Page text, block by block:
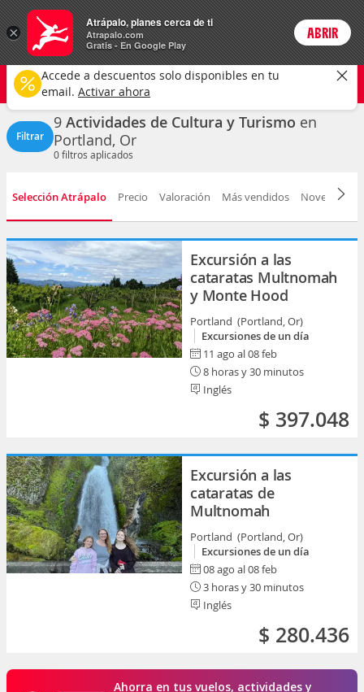
Actividades Login
Portland, Or ciudad
Cultura y turismo Cualquier fecha
CAMBIAR
Filtrar
9 Actividades de Cultura y Turismo en
Portland, Or
0filtros aplicados
Selección Atrápalo Precio Valoración Más vendidos Novedad
Excursión a las
cataratas Multnomah
y Monte Hood
Portland (Portland, Or)
Excursiones de un día
11 ago al 08 feb
8 horas y 30 minutos
Inglés
$ 397.048
Excursión a las
cataratas de
Multnomah
Portland (Portland, Or)
Excursiones de un día
08 ago al 08 feb
3 horas y 30 minutos
Inglés
$ 280.436
Ahorra en tus vuelos, actividades y
×
Atrápalo, planes cerca de ti
Atrapalo.com
Gratis - En Google Play
ABRIR
Accede a descuentos solo disponibles en tu
email. Activar ahora